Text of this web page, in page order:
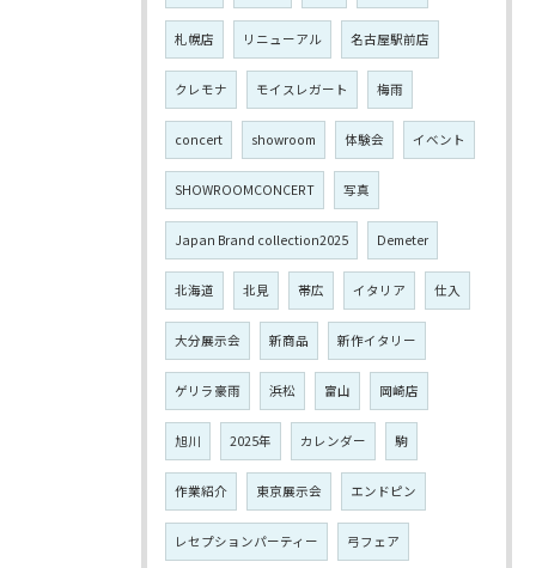
札幌店 リニューアル 名古屋駅前店
クレモナ モイスレガート 梅雨
concert showroom 体験会 イベント
SHOWROOMCONCERT 写真
Japan Brand collection2025 Demeter
北海道 北見 帯広 イタリア 仕入
大分展示会 新商品 新作イタリー
ゲリラ豪雨 浜松 富山 岡崎店
旭川 2025年 カレンダー 駒
作業紹介 東京展示会 エンドピン
レセプションパーティー 弓フェア